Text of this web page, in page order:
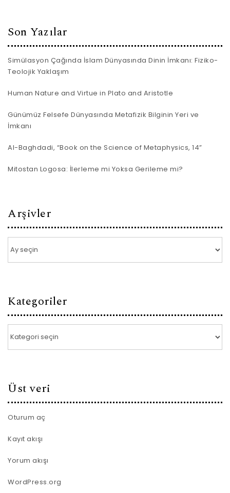
Son Yazılar
Simülasyon Çağında İslam Dünyasında Dinin İmkanı: Fiziko-
Teolojik Yaklaşım
Human Nature and Virtue in Plato and Aristotle
Günümüz Felsefe Dünyasında Metafizik Bilginin Yeri ve
İmkanı
Al-Baghdadi, “Book on the Science of Metaphysics, 14”
Mitostan Logosa: İlerleme mi Yoksa Gerileme mi?
Arşivler
Kategoriler
Üst veri
Oturum aç
Kayıt akışı
Yorum akışı
WordPress.org